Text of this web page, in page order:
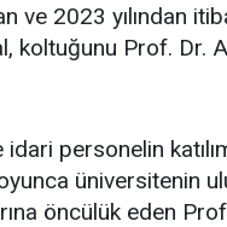
ve 2023 yılından
koltuğunu Prof. Dr.
personelin
üniversitenin
öncülük eden